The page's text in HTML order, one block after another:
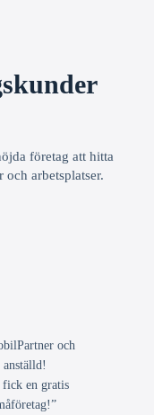
företag att hitta
arbetsplatser.
och
fick en gratis